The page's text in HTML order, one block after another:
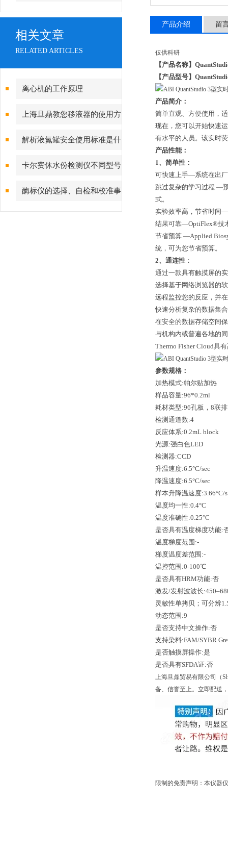
相关文章
RELATED ARTICLES
离心机的工作原理
上海旦鼎教您移液器的使用方
法小妙招
解析液氮罐安全使用标准是什
卡尔费休水份检测仪不同型号
的特点
酶标仪的选择、自检和校准事
项
产品介绍 留
仅供科研
【产品名称】
【产品型号】
产品简介：
简单直观、方便使用，
现在，您可以开始快速
有水平的人员。该实时
产品性能：
1、简单性：
可快速上手—系统在出
跳过复杂的学习过程 —
式。
实验效率高，节省时间
结果可靠—OptiFlex®技
节省预算 —Applied
统，可为您节省预算。
2、通连性 ：
通过一款具有触摸屏的
选择基于网络浏览器的
远程监控您的反应，并
快速分析复杂的数据集合
在安全的数据存储空间
与机构内或普遍各地的
Thermo Fisher Cloud具
参数规格：
加热模式:帕尔贴加热
样品容量:96*0.2ml
耗材类型:96孔板，8联
检测通道数:4
反应体系:0.2mL block
光源:强白色LED
检测器:CCD
升温速度:6.5°C/sec
降温速度:6.5°C/sec
样本升降温速度:3.66°C/s
温度均一性:0.4°C
温度准确性:0.25°C
是否具有温度梯度功能:
温度梯度范围:-
梯度温度差范围:-
温控范围:0-100℃
是否具有HRM功能:否
激发/发射波波长
灵敏性单拷贝；可分辨
动态范围:9
是否支持中文操作:否
支持染料:FAM/SYBR
是否触摸屏操作:是
是否具有SFDA证:否
上海旦鼎贸易有限公司（
备、信誉至上。立即配送
限制的免责声明：本仪器